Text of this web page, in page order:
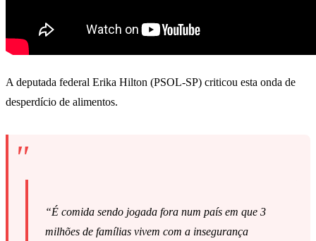
A deputada federal Erika Hilton (PSOL-SP) criticou esta onda de
desperdício de alimentos.
“É comida sendo jogada fora num país em que 3
milhões de famílias vivem com a insegurança